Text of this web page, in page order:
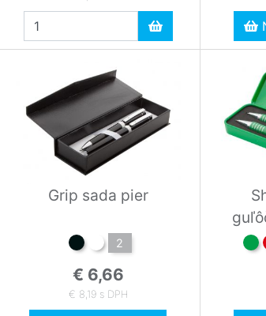
Grip sada pier
2
€ 6,66
€ 8,19 s DPH